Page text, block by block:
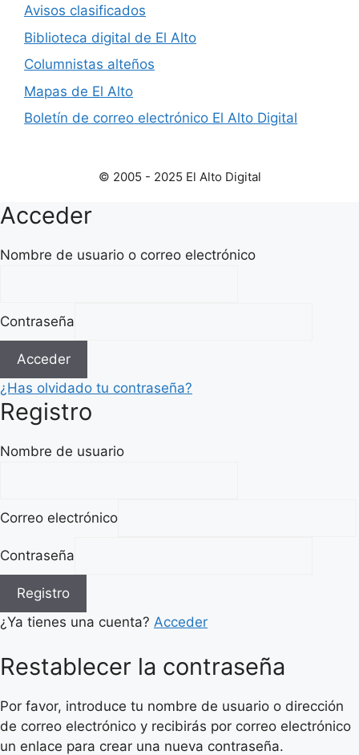
Avisos clasificados
Biblioteca digital de El Alto
Columnistas alteños
Mapas de El Alto
Boletín de correo electrónico El Alto Digital
© 2005 - 2025 El Alto Digital
Acceder
Nombre de usuario o correo electrónico
Contraseña
Acceder
¿Has olvidado tu contraseña?
Registro
Nombre de usuario
Correo electrónico
Contraseña
Registro
¿Ya tienes una cuenta? Acceder
Restablecer la contraseña
Por favor, introduce tu nombre de usuario o dirección
de correo electrónico y recibirás por correo electrónico
un enlace para crear una nueva contraseña.